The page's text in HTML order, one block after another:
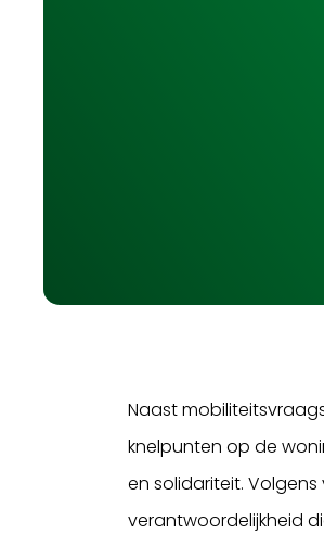
Naast
knelpunten op de
en solidariteit.
verantwoordelijkheid